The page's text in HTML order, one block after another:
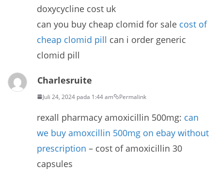
doxycycline cost uk
can you buy cheap clomid for sale cost of
cheap clomid pill can i order generic
clomid pill
Charlesruite
Juli 24, 2024 pada 1:44 am Permalink
rexall pharmacy amoxicillin 500mg: can
we buy amoxcillin 500mg on ebay without
prescription – cost of amoxicillin 30
capsules